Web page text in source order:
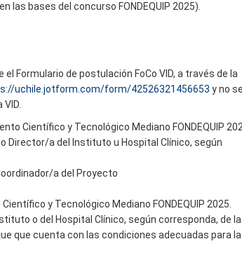
las bases del concurso FONDEQUIP 2025).
Formulario de postulación FoCo VID, a través de la
uchile.jotform.com/form/42526321456653 y no
Científico y Tecnológico Mediano FONDEQUIP
Director/a del Instituto u Hospital Clínico, según
a del Proyecto
y Tecnológico Mediano FONDEQUIP 2025.
o del Hospital Clínico, según corresponda, de la
que cuenta con las condiciones adecuadas para la